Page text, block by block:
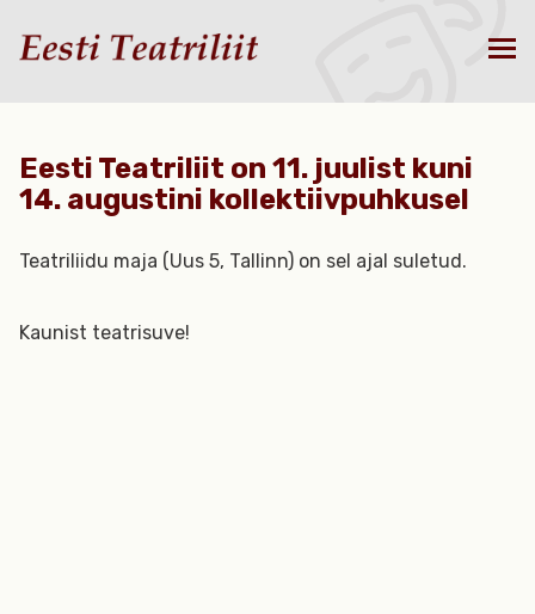
Eesti Teatriliit on 11. juulist kuni
14. augustini kollektiivpuhkusel
Teatriliidu maja (Uus 5, Tallinn) on sel ajal suletud.
Kaunist teatrisuve!